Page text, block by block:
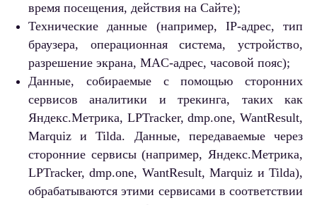
время посещения, действия на Сайте);
Технические данные (например, IP-адрес, тип
браузера, операционная система, устройство,
разрешение экрана, MAC-адрес, часовой пояс);
Данные, собираемые с помощью сторонних
сервисов аналитики и трекинга, таких как
Яндекс.Метрика, LPTracker, dmp.one, WantResult,
Marquiz и Tilda. Данные, передаваемые через
сторонние сервисы (например, Яндекс.Метрика,
LPTracker, dmp.one, WantResult, Marquiz и Tilda),
обрабатываются этими сервисами в соответствии